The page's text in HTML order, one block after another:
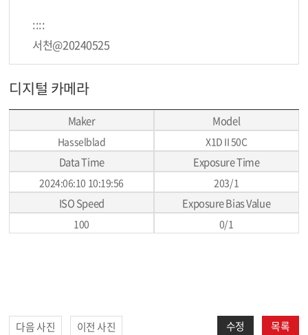
::::
서천@20240525
디지털 카메라
Maker
Hasselblad
Model
X1D II 50C
Data Time
2024:06:10 10:19:56
Exposure Time
203/1
ISO Speed
100
Exposure Bias Value
0/1
다음 사진 이전 사진 수정 목록